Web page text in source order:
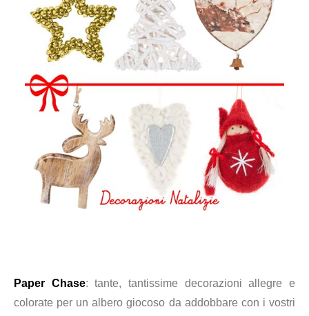
Paper Chase: tante, tantissime decorazioni allegre e
colorate per un albero giocoso da addobbare con i vostri